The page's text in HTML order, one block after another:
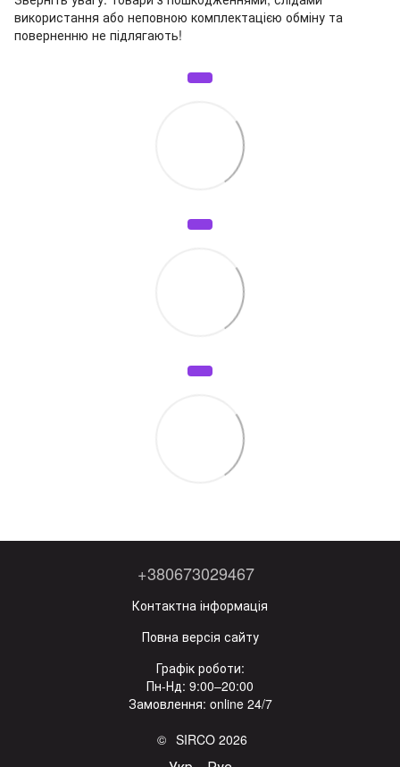
використання або неповною комплектацією обміну та
поверненню не підлягають!
+380673029467
Контактна інформація
Повна версія сайту
Графік роботи:
Пн-Нд: 9:00–20:00
Замовлення: online 24/7
© SIRCO 2026